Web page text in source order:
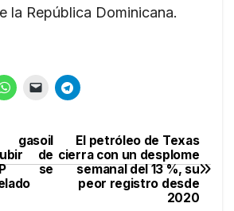
la República Dominicana.
El petróleo de Texas
cierra con un desplome
semanal del 13 %, su
peor registro desde
2020
gasoil
de
se